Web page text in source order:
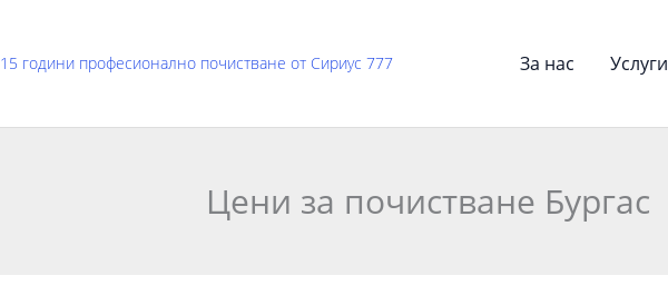
15 години професионално почистване от Сириус 777 За нас Услуги
Цени за почистване Бургас